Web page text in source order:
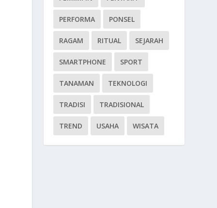
PERFORMA PONSEL
RAGAM RITUAL SEJARAH
SMARTPHONE SPORT
TANAMAN TEKNOLOGI
TRADISI TRADISIONAL
TREND USAHA WISATA